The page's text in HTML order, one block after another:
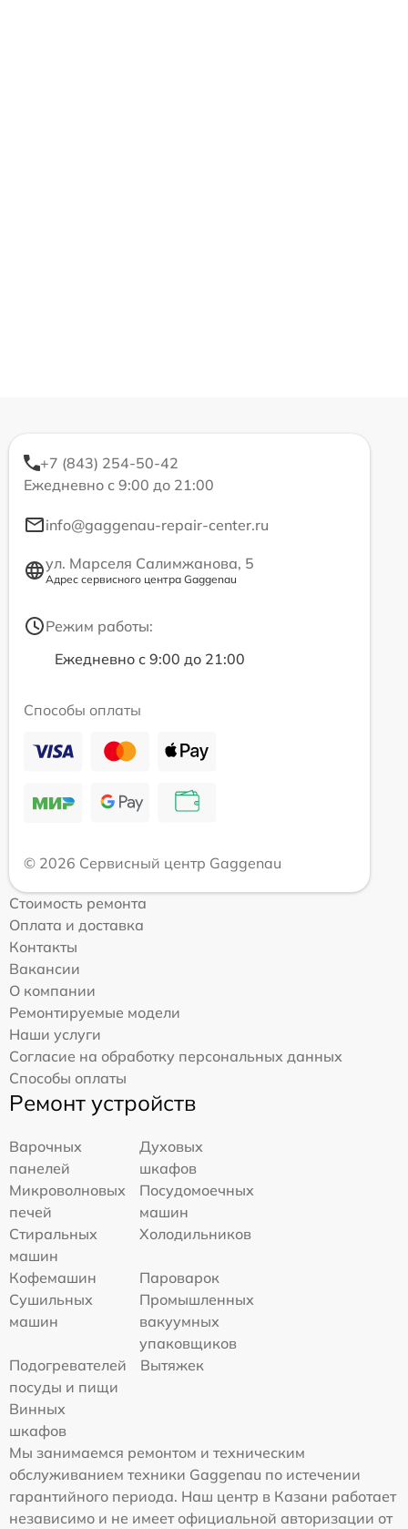
+7 (843) 254-50-42
Ежедневно с 9:00 до 21:00
info@gaggenau-repair-center.ru
ул. Марселя Салимжанова, 5
Адрес сервисного центра Gaggenau
Режим работы:
Ежедневно с 9:00 до 21:00
Способы оплаты
© 2026 Сервисный центр Gaggenau
Стоимость ремонта
Оплата и доставка
Контакты
Вакансии
О компании
Ремонтируемые модели
Наши услуги
Согласие на обработку персональных данных
Способы оплаты
Ремонт устройств
Варочных
панелей
Духовых
шкафов
Микроволновых
печей
Посудомоечных
машин
Стиральных
машин
Холодильников
Кофемашин
Пароварок
Сушильных
машин
Промышленных
вакуумных
упаковщиков
Подогревателей
посуды и пищи
Вытяжек
Винных
шкафов
Мы занимаемся ремонтом и техническим
обслуживанием техники Gaggenau по истечении
гарантийного периода. Наш центр в Казани работает
независимо и не имеет официальной авторизации от